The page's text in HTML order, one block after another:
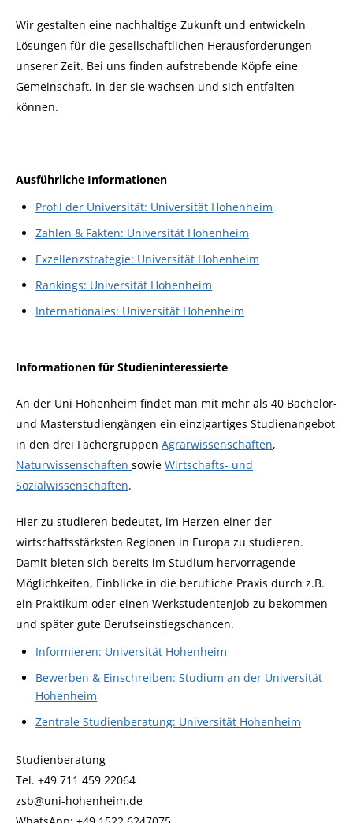
Wir gestalten eine nachhaltige Zukunft und entwickeln
Lösungen für die gesellschaftlichen Herausforderungen
unserer Zeit. Bei uns finden aufstrebende Köpfe eine
Gemeinschaft, in der sie wachsen und sich entfalten
können.
Ausführliche Informationen
Profil der Universität: Universität Hohenheim
Zahlen & Fakten: Universität Hohenheim
Exzellenzstrategie: Universität Hohenheim
Rankings: Universität Hohenheim
Internationales: Universität Hohenheim
Informationen für Studieninteressierte
An der Uni Hohenheim findet man mit mehr als 40 Bachelor-
und Masterstudiengängen ein einzigartiges Studienangebot
in den drei Fächergruppen Agrarwissenschaften,
Naturwissenschaften sowie Wirtschafts- und
Sozialwissenschaften.
Hier zu studieren bedeutet, im Herzen einer der
wirtschaftsstärksten Regionen in Europa zu studieren.
Damit bieten sich bereits im Studium hervorragende
Möglichkeiten, Einblicke in die berufliche Praxis durch z.B.
ein Praktikum oder einen Werkstudentenjob zu bekommen
und später gute Berufseinstiegschancen.
Informieren: Universität Hohenheim
Bewerben & Einschreiben: Studium an der Universität
Hohenheim
Zentrale Studienberatung: Universität Hohenheim
Studienberatung
Tel. +49 711 459 22064
zsb@uni-hohenheim.de